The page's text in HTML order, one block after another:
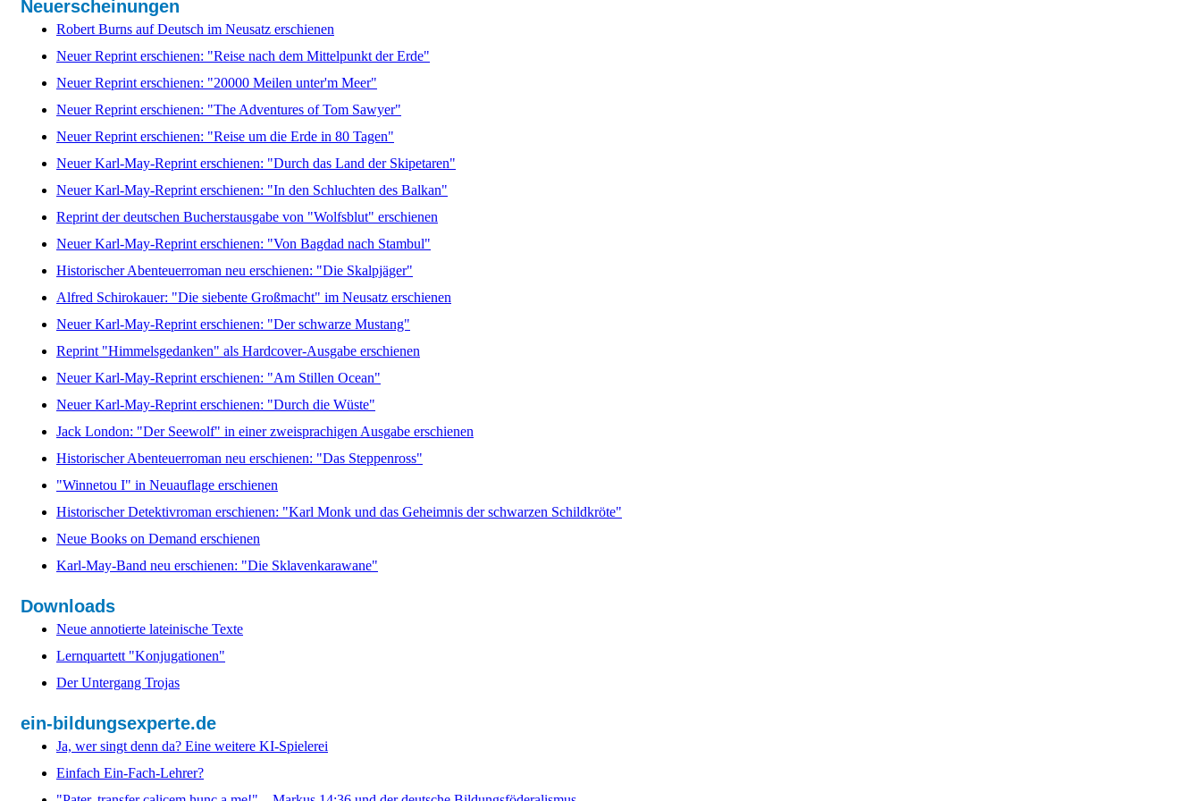
Neuerscheinungen
Robert Burns auf Deutsch im Neusatz erschienen
Neuer Reprint erschienen: "Reise nach dem Mittelpunkt der Erde"
Neuer Reprint erschienen: "20000 Meilen unter'm Meer"
Neuer Reprint erschienen: "The Adventures of Tom Sawyer"
Neuer Reprint erschienen: "Reise um die Erde in 80 Tagen"
Neuer Karl-May-Reprint erschienen: "Durch das Land der Skipetaren"
Neuer Karl-May-Reprint erschienen: "In den Schluchten des Balkan"
Reprint der deutschen Bucherstausgabe von "Wolfsblut" erschienen
Neuer Karl-May-Reprint erschienen: "Von Bagdad nach Stambul"
Historischer Abenteuerroman neu erschienen: "Die Skalpjäger"
Alfred Schirokauer: "Die siebente Großmacht" im Neusatz erschienen
Neuer Karl-May-Reprint erschienen: "Der schwarze Mustang"
Reprint "Himmelsgedanken" als Hardcover-Ausgabe erschienen
Neuer Karl-May-Reprint erschienen: "Am Stillen Ocean"
Neuer Karl-May-Reprint erschienen: "Durch die Wüste"
Jack London: "Der Seewolf" in einer zweisprachigen Ausgabe erschienen
Historischer Abenteuerroman neu erschienen: "Das Steppenross"
"Winnetou I" in Neuauflage erschienen
Historischer Detektivroman erschienen: "Karl Monk und das Geheimnis der schwarzen Schildkröte"
Neue Books on Demand erschienen
Karl-May-Band neu erschienen: "Die Sklavenkarawane"
Downloads
Neue annotierte lateinische Texte
Lernquartett "Konjugationen"
Der Untergang Trojas
ein-bildungsexperte.de
Ja, wer singt denn da? Eine weitere KI-Spielerei
Einfach Ein-Fach-Lehrer?